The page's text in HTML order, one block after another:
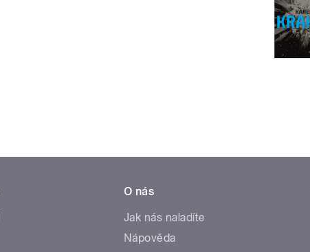
O nás
Jak nás naladíte
Nápověda